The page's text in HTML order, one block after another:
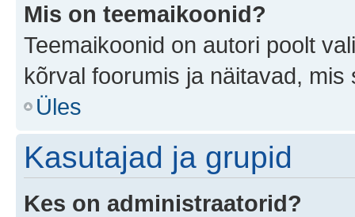
Mis on teemaikoonid?
Teemaikoonid on autori poolt
kõrval foorumis ja näitavad, mis
Üles
Kasutajad ja grupid
Kes on administraatorid?